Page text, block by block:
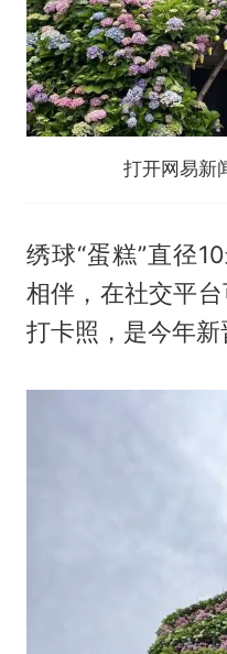
打开网易新
绣球“蛋糕”直径
相伴，在社交平
打卡照，是今年新